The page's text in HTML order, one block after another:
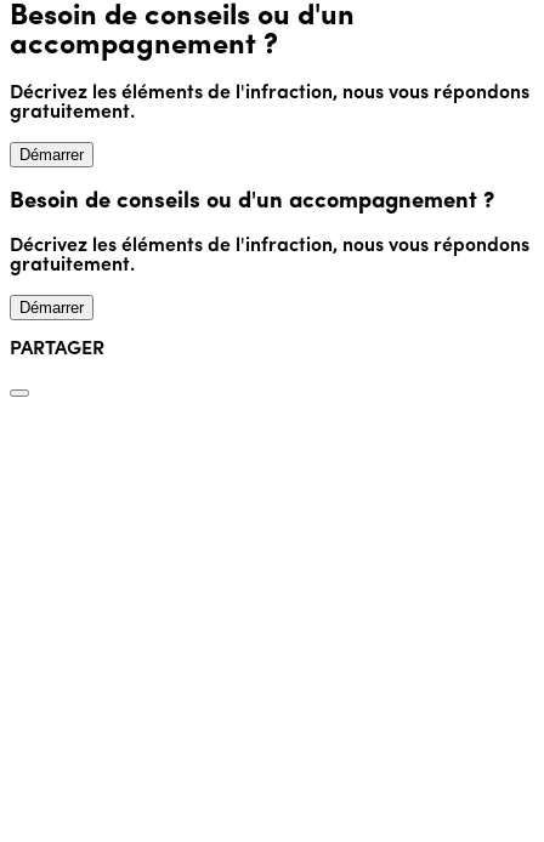
Besoin de conseils ou d'un
accompagnement ?
Décrivez les éléments de l'infraction, nous vous répondons
gratuitement.
Démarrer
Besoin de conseils ou d'un accompagnement ?
Décrivez les éléments de l'infraction, nous vous répondons
gratuitement.
Démarrer
PARTAGER